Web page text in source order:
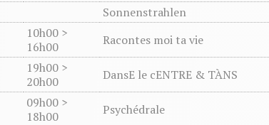
Sonnenstrahlen
10h00 >
16h00
Racontes moi ta vie
19h00 >
20h00
DansE le cENTRE & TÀNS
09h00 >
18h00
Psychédrale